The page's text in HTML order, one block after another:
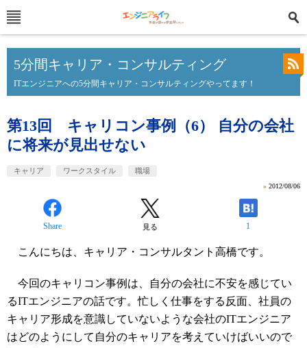
5分間キャリア・コンサルティング
ITエンジニアへの5分間キャリア・コンサルティングやってます！
第13回 キャリコン事例（6） 自分の会社
に将来が見出せない
キャリア ワークスタイル 職場
» 2012/08/06
Share 見る 1
こんにちは、キャリア・コンサルタント高橋です。
今回のキャリコン事例は、自分の会社に不安を感じてい
るITエンジニアの話です。忙しく仕事をする反面、社員の
キャリア形成を意識していないような会社のITエンジニア
はどのようにして自分のキャリアを考えていけばいいので